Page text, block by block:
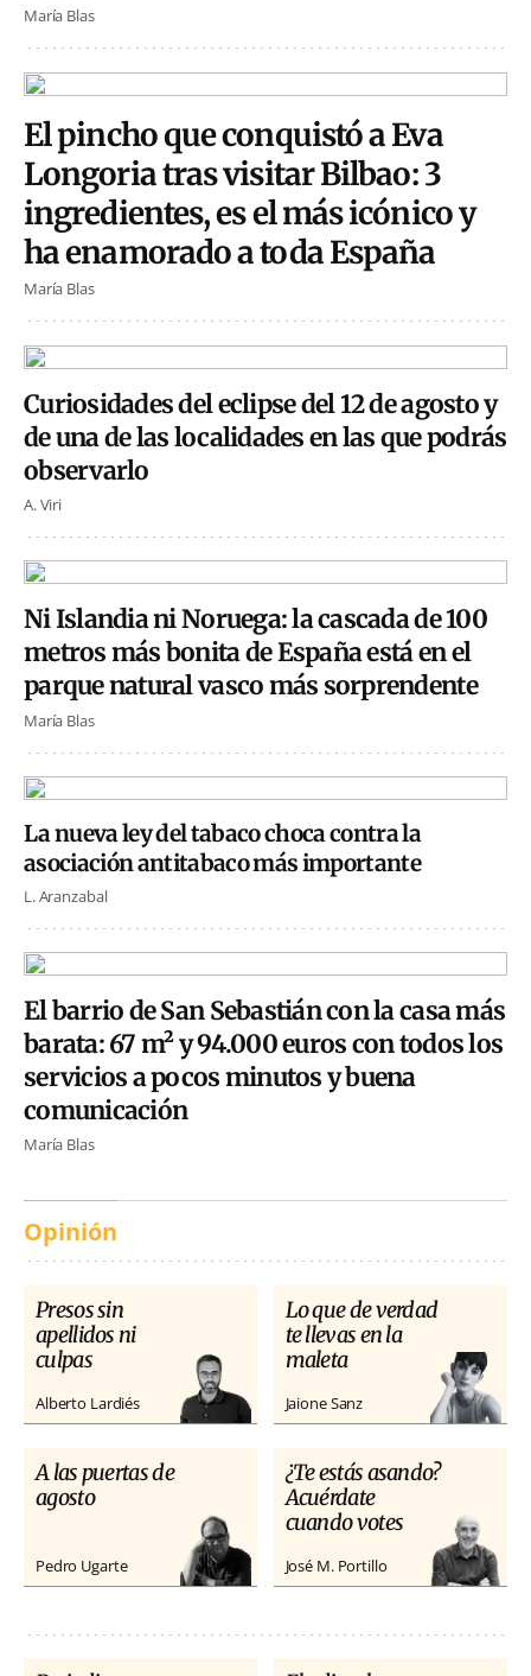
María Blas
El pincho que conquistó a Eva
Longoria tras visitar Bilbao: 3
ingredientes, es el más icónico y
ha enamorado a toda España
María Blas
Curiosidades del eclipse del 12 de agosto y
de una de las localidades en las que podrás
observarlo
A. Viri
Ni Islandia ni Noruega: la cascada de 100
metros más bonita de España está en el
parque natural vasco más sorprendente
María Blas
La nueva ley del tabaco choca contra la
asociación antitabaco más importante
L. Aranzabal
El barrio de San Sebastián con la casa más
barata: 67 m² y 94.000 euros con todos los
servicios a pocos minutos y buena
comunicación
María Blas
Opinión
Presos sin
apellidos ni
culpas
Alberto Lardiés
Lo que de verdad
te llevas en la
maleta
Jaione Sanz
A las puertas de
agosto
Pedro Ugarte
¿Te estás asando?
Acuérdate
cuando votes
José M. Portillo